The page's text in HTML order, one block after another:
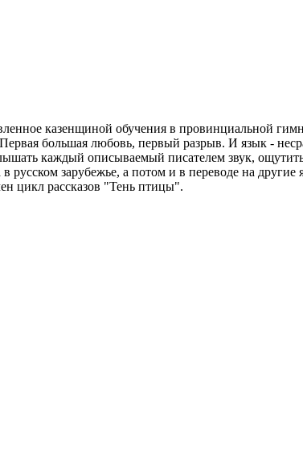
казенщиной обучения в провинциальной
большая любовь, первый разрыв. И язык -
каждый описываемый писателем звук,
зарубежье, а потом и в переводе на
цикл рассказов "Тень птицы".